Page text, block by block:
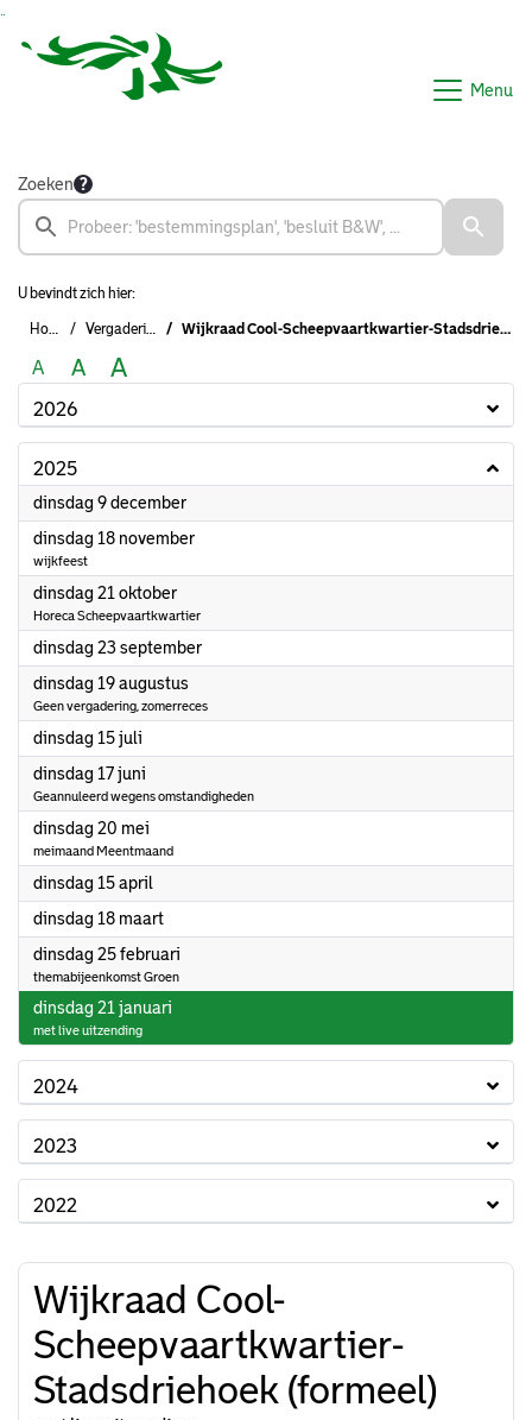
Menu
Zoeken
U bevindt zich hier:
Home Vergaderingen Wijkraad Cool-Scheepvaartkwartier-Stadsdriehoek (formeel)
A A A
2026
2025
dinsdag 9 december2025
dinsdag 18 november2025
wijkfeest
dinsdag 21 oktober2025
Horeca Scheepvaartkwartier
dinsdag 23 september2025
dinsdag 19 augustus
Geen vergadering, zomerreces
dinsdag 15 juli
dinsdag 17 juni
Geannuleerd wegens omstandigheden
dinsdag 20 mei
meimaand Meentmaand
dinsdag 15 april
dinsdag 18 maart2025
dinsdag 25 februari
themabijeenkomst Groen
dinsdag 21 januari
met live uitzending
2024
2023
2022
Wijkraad Cool-
Scheepvaartkwartier-
Stadsdriehoek (formeel)